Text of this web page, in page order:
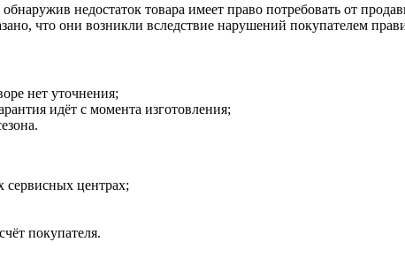
недостаток товара имеет право потребовать от
что они возникли вследствие нарушений покупателем
нет уточнения;
идёт с момента изготовления;
сервисных центрах;
покупателя.